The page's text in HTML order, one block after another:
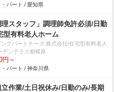
パート / 愛知県
理スタッフ」調理師免許必須/日勤
型有料老人ホーム
グパートナーズ 株式会社/住宅型有料老人
デンテラス相模原
円～
パート / 神奈川県
作業/土日祝休み/日勤のみ/長期